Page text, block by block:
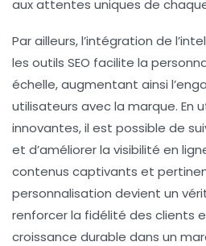
aux attentes uniques de
Par ailleurs, l’intégration de
les outils SEO facilite la
échelle, augmentant ainsi
utilisateurs avec la marque. En
innovantes, il est possible de
et d’améliorer la visibilité en
contenus captivants et
personnalisation devient un
renforcer la fidélité des clients
croissance durable dans un